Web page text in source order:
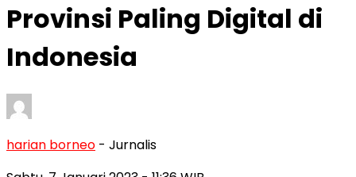
Provinsi Paling Digital di
Indonesia
harian borneo - Jurnalis